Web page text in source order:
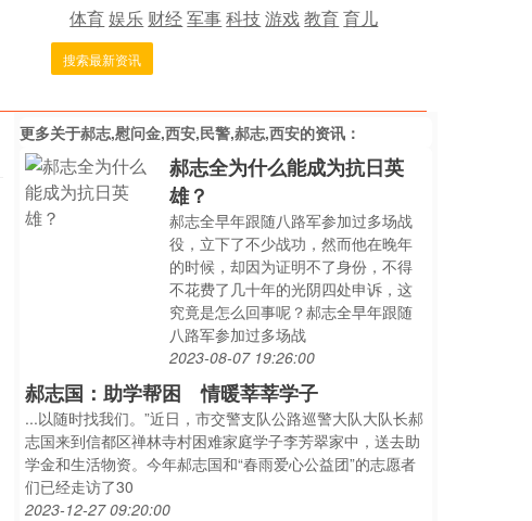
体育娱乐 财经军事科技游戏教育育儿
搜索最新资讯
更多关于郝志,慰问金,西安,民警,郝志,西安的资讯：
郝志全为什么能成为抗日英
雄？
郝志全早年跟随八路军参加过多场战
役，立下了不少战功，然而他在晚年
的时候，却因为证明不了身份，不得
不花费了几十年的光阴四处申诉，这
究竟是怎么回事呢？郝志全早年跟随
八路军参加过多场战
2023-08-07 19:26:00
郝志国：助学帮困 情暖莘莘学子
...以随时找我们。”近日，市交警支队公路巡警大队大队长郝
志国来到信都区禅林寺村困难家庭学子李芳翠家中，送去助
学金和生活物资。今年郝志国和“春雨爱心公益团”的志愿者
们已经走访了30
2023-12-27 09:20:00